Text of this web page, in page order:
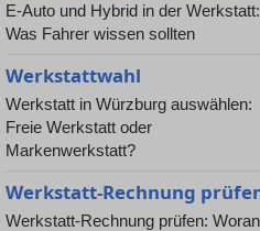
E-Auto und Hybrid in der Werkstatt:
Was Fahrer wissen sollten
Werkstattwahl
Werkstatt in Würzburg auswählen:
Freie Werkstatt oder
Markenwerkstatt?
Werkstatt-Rechnung
Werkstatt-Rechnung prüfen: Woran